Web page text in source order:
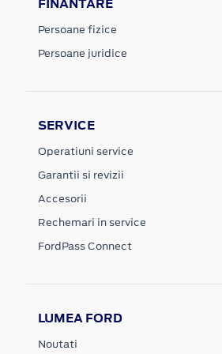
FINANTARE
Persoane fizice
Persoane juridice
SERVICE
Operatiuni service
Garantii si revizii
Accesorii
Rechemari in service
FordPass Connect
LUMEA FORD
Noutati